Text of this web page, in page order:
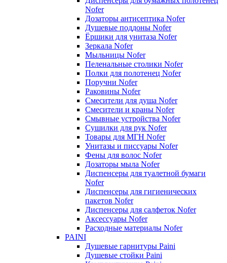
Nofer
Дозаторы антисептика Nofer
Душевые поддоны Nofer
Ёршики для унитаза Nofer
Зеркала Nofer
Мыльницы Nofer
Пеленальные столики Nofer
Полки для полотенец Nofer
Поручни Nofer
Раковины Nofer
Смесители для душа Nofer
Смесители и краны Nofer
Смывные устройства Nofer
Сушилки для рук Nofer
Товары для МГН Nofer
Унитазы и писсуары Nofer
Фены для волос Nofer
Дозаторы мыла Nofer
Диспенсеры для туалетной бумаги
Nofer
Диспенсеры для гигиенических
пакетов Nofer
Диспенсеры для салфеток Nofer
Аксессуары Nofer
Расходные материалы Nofer
PAINI
Душевые гарнитуры Paini
Душевые стойки Paini